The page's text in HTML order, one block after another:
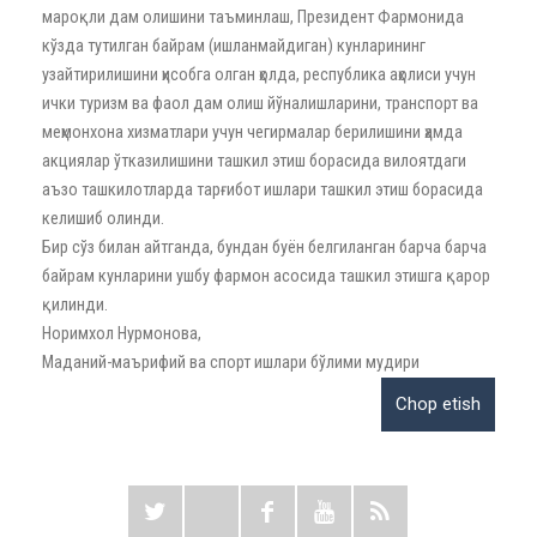
мароқли дам олишини таъминлаш, Президент Фармонида
кўзда тутилган байрам (ишланмайдиган) кунларининг
узайтирилишини ҳисобга олган ҳолда, республика аҳолиси учун
ички туризм ва фаол дам олиш йўналишларини, транспорт ва
меҳмонхона хизматлари учун чегирмалар берилишини ҳамда
акциялар ўтказилишини ташкил этиш борасида вилоятдаги
аъзо ташкилотларда тарғибот ишлари ташкил этиш борасида
келишиб олинди.
Бир сўз билан айтганда, бундан буён белгиланган барча барча
байрам кунларини ушбу фармон асосида ташкил этишга қарор
қилинди.
Норимхол Нурмонова,
Маданий-маърифий ва спорт ишлари бўлими мудири